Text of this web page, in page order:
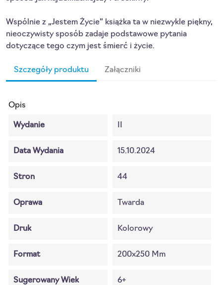
Wspólnie z „Jestem Życie” książka ta w niezwykle piękny,
nieoczywisty sposób zadaje podstawowe pytania
dotyczące tego czym jest śmierć i życie.
Szczegóły produktu Załączniki
Opis
Wydanie
Data Wydania 15.10.2024
Stron 44
Oprawa Twarda
Druk Kolorowy
Format 200x250 Mm
Sugerowany Wiek 6+